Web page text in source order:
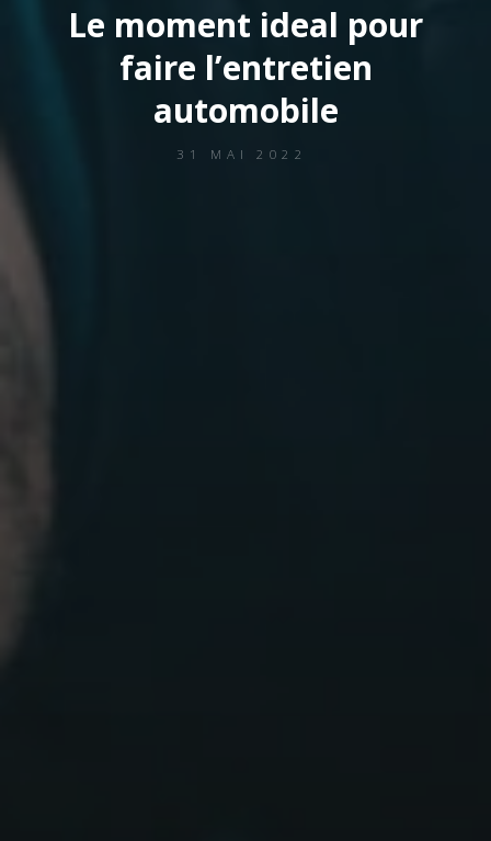
Le moment ideal pour
faire l’entretien
automobile
31 MAI 2022